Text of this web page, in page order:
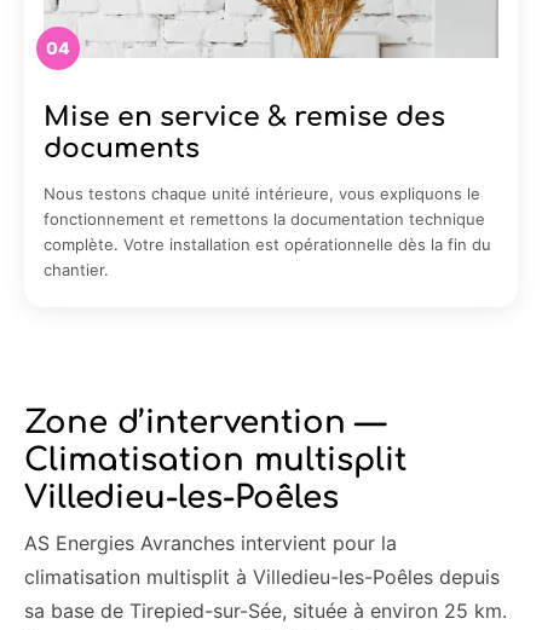
04
Mise en service & remise des
documents
Nous testons chaque unité intérieure, vous expliquons le
fonctionnement et remettons la documentation technique
complète. Votre installation est opérationnelle dès la fin du
chantier.
Zone d’intervention —
Climatisation multisplit
Villedieu-les-Poêles
AS Energies Avranches intervient pour la
climatisation multisplit à Villedieu-les-Poêles depuis
sa base de Tirepied-sur-Sée, située à environ 25 km.